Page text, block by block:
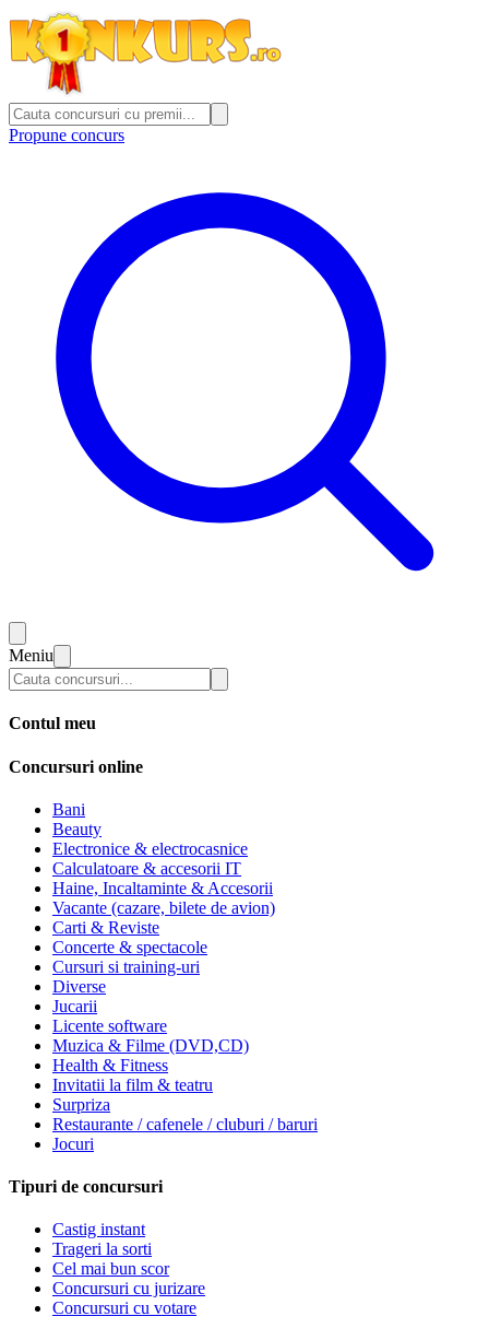
Propune concurs
Meniu
Contul meu
Concursuri online
Bani
Beauty
Electronice & electrocasnice
Calculatoare & accesorii IT
Haine, Incaltaminte & Accesorii
Vacante (cazare, bilete de avion)
Carti & Reviste
Concerte & spectacole
Cursuri si training-uri
Diverse
Jucarii
Licente software
Muzica & Filme (DVD,CD)
Health & Fitness
Invitatii la film & teatru
Surpriza
Restaurante / cafenele / cluburi / baruri
Jocuri
Tipuri de concursuri
Castig instant
Trageri la sorti
Cel mai bun scor
Concursuri cu jurizare
Concursuri cu votare